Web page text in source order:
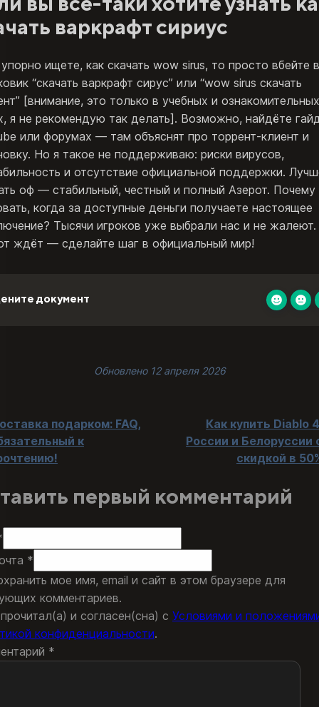
варкрафт сириус
ищете, как скачать wow sirus, то просто вбейте в
“скачать варкрафт сирус” или “wow sirus скачать
[внимание, это только в учебных и ознакомительных
я не рекомендую так делать]. Возможно, найдёте
или форумах — там объяснят про торрент-клиент и
Но я такое не поддерживаю: риски вирусов,
и отсутствие официальной поддержки.
оф — стабильный, честный и полный Азерот. Почему
когда за доступные деньги получаете настоящее
Тысячи игроков уже выбрали нас и не жалеют.
ждёт — сделайте шаг в официальный мир!
документ
Обновлено 12 апреля 2026
подарком: FAQ,
к
Как купить Diablo
России и Белоруссии
скидкой в
первый комментарий
*
мое имя, email и сайт в этом браузере для
комментариев.
и согласен(сна) с Условиями и
конфиденциальности.
*